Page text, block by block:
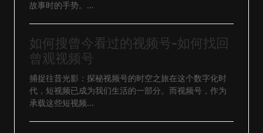
故事时的手势。...
如何搜曾今看过的视频号-如何找回
曾观视频号
捕捉往昔光影：探秘视频号的时空之旅在这个数字化时
代，短视频已成为我们生活的一部分。而视频号，作为
承载这些短视频...